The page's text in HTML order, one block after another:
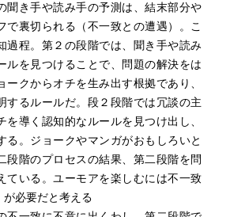
聞き手や読み手の予測は、結末部分や
で裏切られる（不一致との遭遇）。こ
過程。第２の段階では、聞き手や読み
ルを見つけることで、問題の解決をは
ークからオチを生み出す根拠であり、
するルールだ。段２段階では冗談の主
を導く認知的なルールを見つけ出し、
る。ジョークやマンガがおもしろいと
段階のプロセスの結果、第二段階を問
ている。ユーモアを楽しむには不一致
が必要だと考える